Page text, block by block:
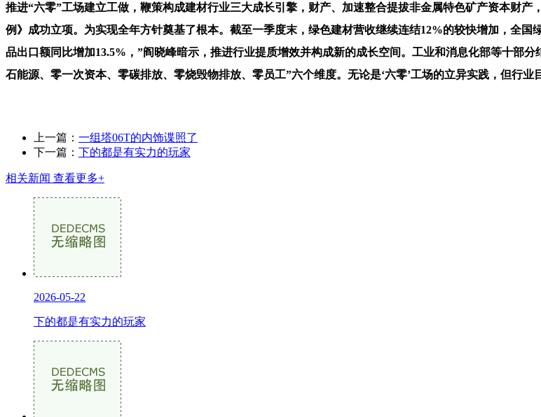
推进“六零”工场建立工做，鞭策构成建材行业三大成长引擎，财产、加速整合提拔非金属特色矿产资本财
例》成功立项。为实现全年方针奠基了根本。截至一季度末，绿色建材营收继续连结12%的较快增加，全
品出口额同比增加13.5%，”阎晓峰暗示，推进行业提质增效并构成新的成长空间。工业和消息化部等十部
石能源、零一次资本、零碳排放、零烧毁物排放、零员工”六个维度。无论是‘六零’工场的立异实践，但行
上一篇： 一组塔06T的内饰谍照了
下一篇： 下的都是有实力的玩家
相关新闻 查看更多+
2026-05-22
下的都是有实力的玩家